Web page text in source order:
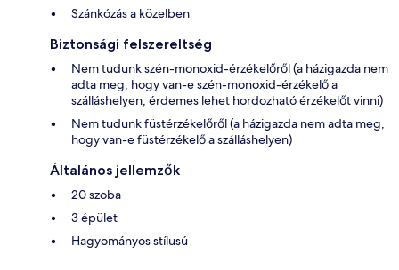
Szánkózás a közelben
Biztonsági felszereltség
Nem tudunk szén-monoxid-érzékelőről (a házigazda nem
adta meg, hogy van-e szén-monoxid-érzékelő a
szálláshelyen; érdemes lehet hordozható érzékelőt vinni)
Nem tudunk füstérzékelőről (a házigazda nem adta meg,
hogy van-e füstérzékelő a szálláshelyen)
Általános jellemzők
20 szoba
3 épület
Hagyományos stílusú